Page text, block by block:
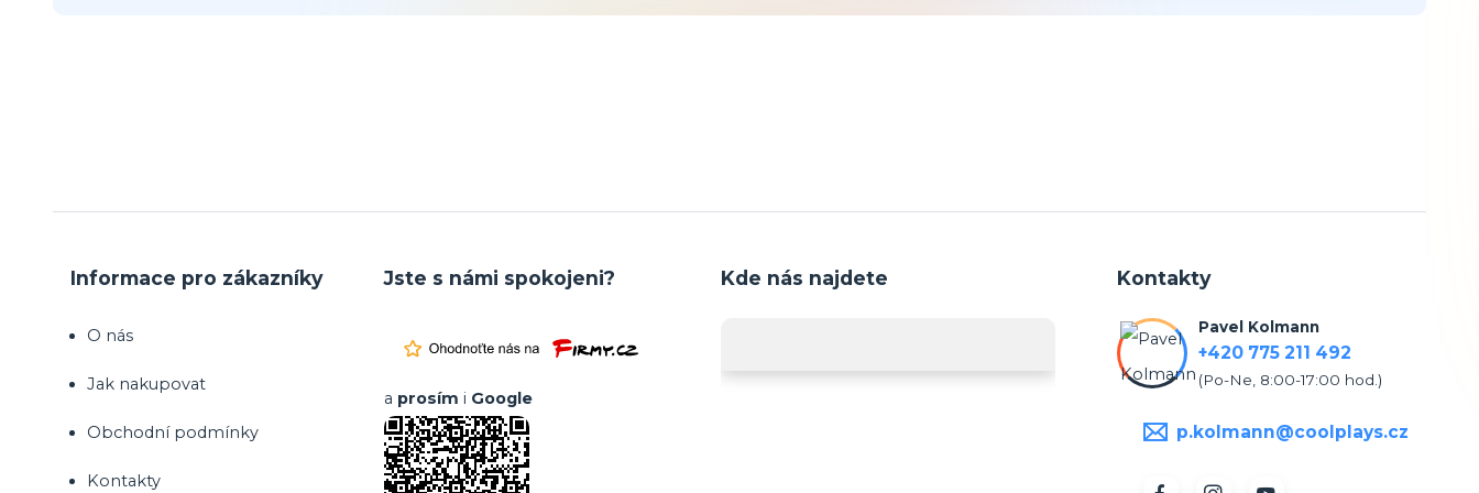
Informace pro zákazníky
O nás
Jak nakupovat
Obchodní podmínky
Kontakty
Jste s námi spokojeni?
a prosím i Google
Kde nás najdete Kontakty
Pavel Kolmann
+420 775 211 492
(Po-Ne, 8:00-17:00 hod.)
p.kolmann@coolplays.cz